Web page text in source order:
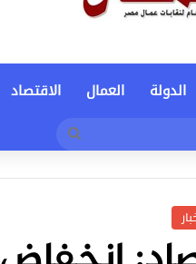
الدولة العمال الاقتصاد